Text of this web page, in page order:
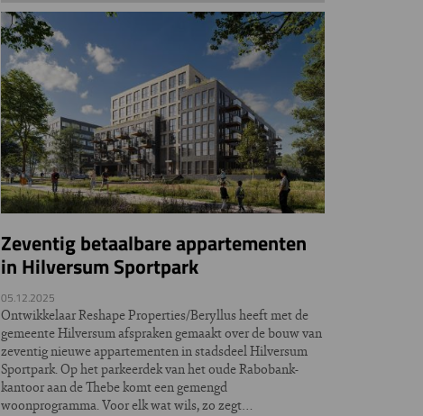
Zeventig betaalbare appartementen
in Hilversum Sportpark
05.12.2025
Ontwikkelaar Reshape Properties/Beryllus heeft met de
gemeente Hilversum afspraken gemaakt over de bouw van
zeventig nieuwe appartementen in stadsdeel Hilversum
Sportpark. Op het parkeerdek van het oude Rabobank-
kantoor aan de Thebe komt een gemengd
woonprogramma. Voor elk wat wils, zo zegt…